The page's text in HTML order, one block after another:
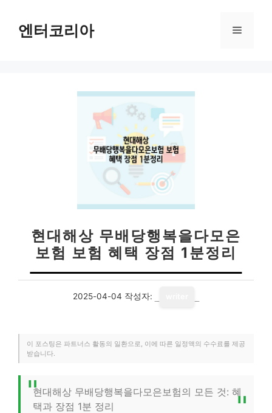
엔터코리아 메
현대해상 무배당행복을다모은
보험 보험 혜택 장점 1분정리
2025-04-04 작성자:
이 포스팅은 파트너스 활동의 일환으로, 이에 따른 일정액의 수수료를 제공
받습니다.
현대해상 무배당행복을다모은보험의 모든 것: 혜
택과 장점 1분 정리